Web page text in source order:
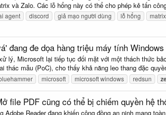
và Zalo. Các lỗ hổng này có thể cho phép kẻ tấn
agent discord giả mạo người dùng lỗ hổng matrix
đang đe dọa hàng triệu máy tính Windows
lý, Microsoft lại tiếp tục đối mặt với một thách thức
thác mẫu (PoC), cho thấy khả năng leo thang đặc
microsoft microsoft windows redsun
file PDF cũng có thể bị chiếm quyền hệ
Adobe Reader đang khiến cộng đồng an ninh mạng